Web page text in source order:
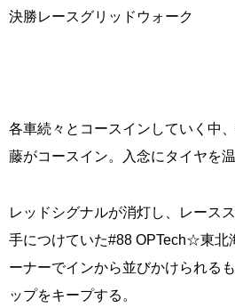
決勝レースグリッドウォーク
各車続々とコースインしていく中
藤がコースイン。入念にタイヤを
レッドシグナルが消灯し、レース
手につけていた#88 OPTech☆東北
ーナーでインから並びかけられる
ップをキープする。